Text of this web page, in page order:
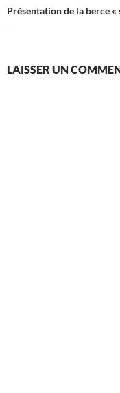
Présentation de la berce
LAISSER UN